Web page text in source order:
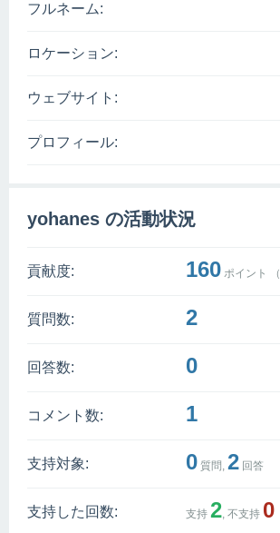
フルネーム:
ロケーション:
ウェブサイト:
プロフィール:
yohanes の活動状況
貢献度: 160 ポイント （
質問数: 2
回答数: 0
コメント数: 1
支持対象: 0 質問, 2 回答
支持した回数: 支持 2, 不支持 0